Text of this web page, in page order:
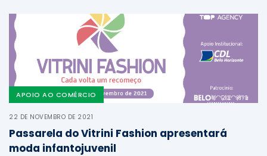
APOIO AO COMÉRCIO
22 DE NOVEMBRO DE 2021
Passarela do Vitrini Fashion apresentará
moda infantojuvenil